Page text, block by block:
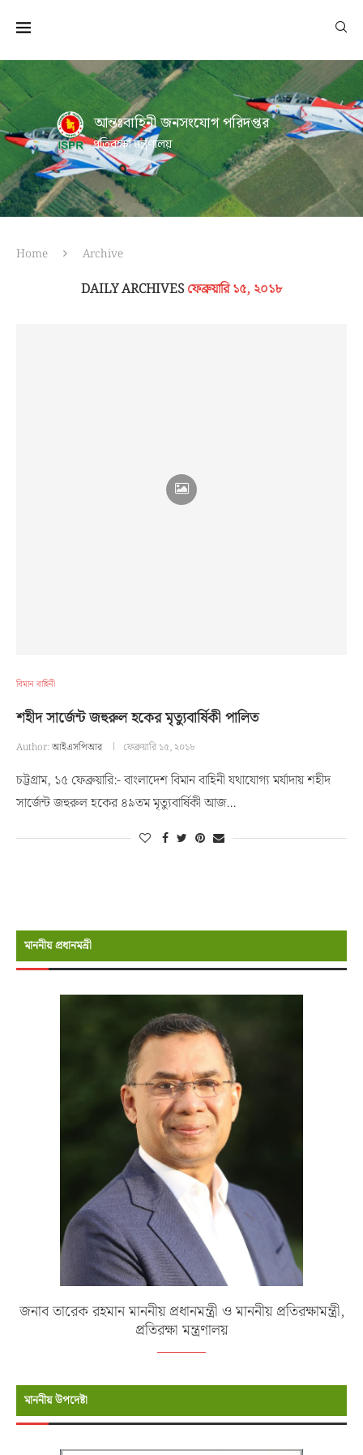
আন্তঃবাহিনী জনসংযোগ পরিদপ্তর
প্রতিরক্ষা মন্ত্রণালয়
Home Archive
DAILY ARCHIVES ফেব্রুয়ারি ১৫, ২০১৮
বিমান বাহিনী
শহীদ সার্জেন্ট জহুরুল হকের মৃত্যুবার্ষিকী পালিত
Author:আইএসপিআর ফেব্রুয়ারি ১৫, ২০১৮
চট্টগ্রাম, ১৫ ফেব্রুয়ারি:- বাংলাদেশ বিমান বাহিনী যথাযোগ্য মর্যাদায় শহীদ
সার্জেন্ট জহুরুল হকের ৪৯তম মৃত্যুবার্ষিকী আজ…
মাননীয় প্রধানমন্রী
জনাব তারেক রহমান মাননীয় প্রধানমন্ত্রী ও মাননীয় প্রতিরক্ষামন্ত্রী,
প্রতিরক্ষা মন্ত্রণালয়
মাননীয় উপদেষ্টা